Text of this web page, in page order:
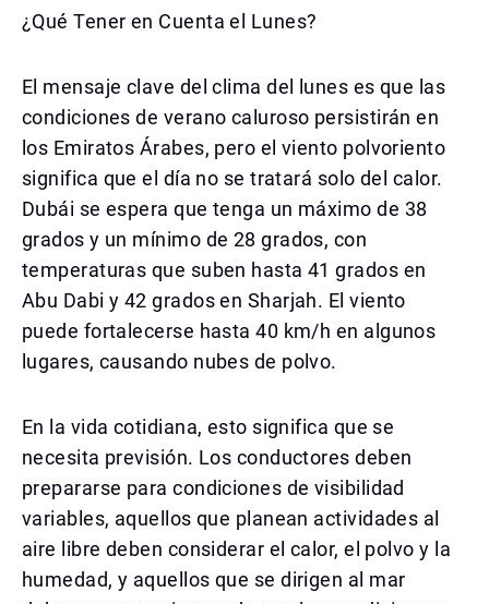
¿Qué Tener en Cuenta el Lunes?
El mensaje clave del clima del lunes es que las
condiciones de verano caluroso persistirán en
los Emiratos Árabes, pero el viento polvoriento
significa que el día no se tratará solo del calor.
Dubái se espera que tenga un máximo de 38
grados y un mínimo de 28 grados, con
temperaturas que suben hasta 41 grados en
Abu Dabi y 42 grados en Sharjah. El viento
puede fortalecerse hasta 40 km/h en algunos
lugares, causando nubes de polvo.
En la vida cotidiana, esto significa que se
necesita previsión. Los conductores deben
prepararse para condiciones de visibilidad
variables, aquellos que planean actividades al
aire libre deben considerar el calor, el polvo y la
humedad, y aquellos que se dirigen al mar